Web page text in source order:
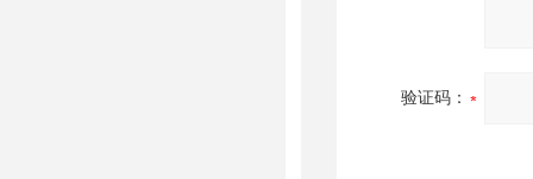
验证码：